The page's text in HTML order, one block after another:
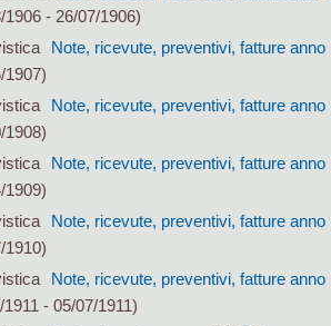
1906 - 26/07/1906)
Note, ricevute, preventivi, fatture anno
1907)
Note, ricevute, preventivi, fatture anno
1908)
Note, ricevute, preventivi, fatture anno
1909)
Note, ricevute, preventivi, fatture anno
1910)
Note, ricevute, preventivi, fatture anno
1911 - 05/07/1911)